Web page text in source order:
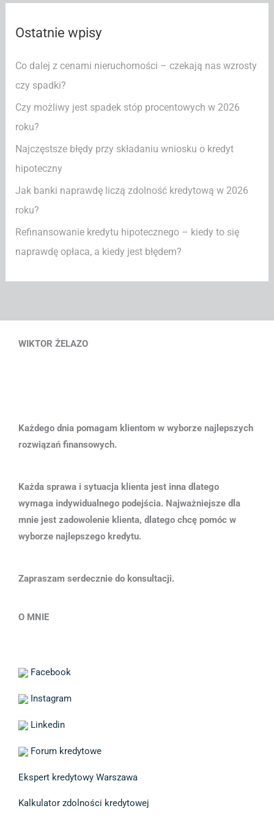
a
a
:
Ostatnie wpisy
Co dalej z cenami nieruchomości – czekają nas wzrosty
czy spadki?
Czy możliwy jest spadek stóp procentowych w 2026
roku?
Najczęstsze błędy przy składaniu wniosku o kredyt
hipoteczny
Jak banki naprawdę liczą zdolność kredytową w 2026
roku?
Refinansowanie kredytu hipotecznego – kiedy to się
naprawdę opłaca, a kiedy jest błędem?
WIKTOR ŻELAZO
Każdego dnia pomagam klientom w wyborze najlepszych
rozwiązań finansowych.
Każda sprawa i sytuacja klienta jest inna dlatego
wymaga indywidualnego podejścia. Najważniejsze dla
mnie jest zadowolenie klienta, dlatego chcę pomóc w
wyborze najlepszego kredytu.
Zapraszam serdecznie do konsultacji.
O MNIE
Facebook
Instagram
Linkedin
Forum kredytowe
Ekspert kredytowy Warszawa
Kalkulator zdolności kredytowej